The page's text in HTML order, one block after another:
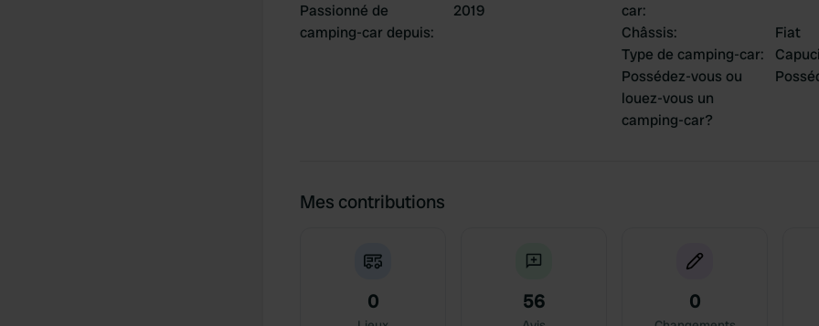
Passionné de
camping-car depuis:
2019
car:
Châssis:
Fiat
Type de camping-car:
Possédez-vous ou
louez-vous un
camping-car?
Mes contributions
0 56 0